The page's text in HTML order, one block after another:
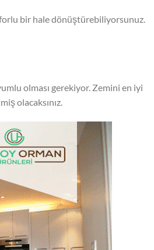
bir hale dönüştürebiliyorsunuz.
olması gerekiyor. Zemini en iyi
olacaksınız.